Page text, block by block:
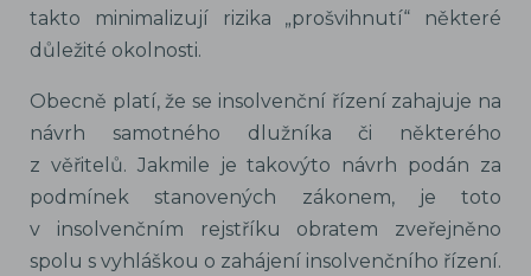
takto minimalizují rizika „prošvihnutí“ některé
důležité okolnosti.
Obecně platí, že se insolvenční řízení zahajuje na
návrh samotného dlužníka či některého
z věřitelů. Jakmile je takovýto návrh podán za
podmínek stanovených zákonem, je toto
v insolvenčním rejstříku obratem zveřejněno
spolu s vyhláškou o zahájení insolvenčního řízení.